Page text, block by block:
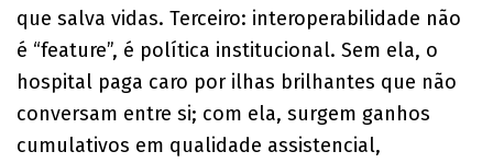
que salva vidas. Terceiro: interoperabilidade não
é “feature”, é política institucional. Sem ela, o
hospital paga caro por ilhas brilhantes que não
conversam entre si; com ela, surgem ganhos
cumulativos em qualidade assistencial,